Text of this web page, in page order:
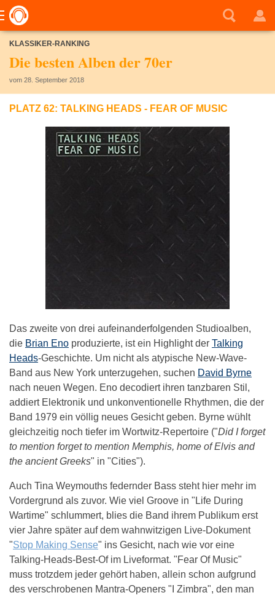
KLASSIKER-RANKING
Die besten Alben der 70er
vom 28. September 2018
PLATZ 62: TALKING HEADS - FEAR OF MUSIC
Das zweite von drei aufeinanderfolgenden Studioalben,
die Brian Eno produzierte, ist ein Highlight der Talking
Heads-Geschichte. Um nicht als atypische New-Wave-
Band aus New York unterzugehen, suchen David Byrne
nach neuen Wegen. Eno decodiert ihren tanzbaren Stil,
addiert Elektronik und unkonventionelle Rhythmen, die der
Band 1979 ein völlig neues Gesicht geben. Byrne wühlt
gleichzeitig noch tiefer im Wortwitz-Repertoire ("Did I forget
to mention forget to mention Memphis, home of Elvis and
the ancient Greeks" in "Cities").
Auch Tina Weymouths federnder Bass steht hier mehr im
Vordergrund als zuvor. Wie viel Groove in "Life During
Wartime" schlummert, blies die Band ihrem Publikum erst
vier Jahre später auf dem wahnwitzigen Live-Dokument
"Stop Making Sense" ins Gesicht, nach wie vor eine
Talking-Heads-Best-Of im Liveformat. "Fear Of Music"
muss trotzdem jeder gehört haben, allein schon aufgrund
des verschrobenen Mantra-Openers "I Zimbra", den man